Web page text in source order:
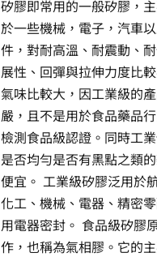
矽膠即常用的一般矽膠，
於一些機械，電子，汽車
件，對耐高溫、耐震動、
展性、回彈與拉伸力度比
氣味比較大，因工業級的
嚴，且不是用於食品藥品
檢測食品級認證。同時工
是否均勻是否有黑點之類
便宜。 工業級矽膠泛用於
化工、機械、電器、精密
用電器密封。 食品級矽膠
作，也稱為氣相膠。它的